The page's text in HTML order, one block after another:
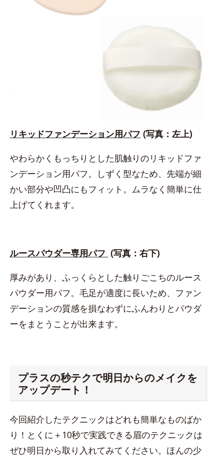
リキッドファンデーション用パフ (写真：左上)
やわらかくもっちりとした肌触りのリキッドファ
ンデーション用パフ。しずく型なため、先端が細
かい部分や凹凸にもフィット。ムラなく簡単に仕
上げてくれます。
ルースパウダー専用パフ (写真：右下)
厚みがあり、ふっくらとした触りごこちのルース
パウダー用パフ。毛足が適度に長いため、ファン
デーションの質感を損なわずにふんわりとパウダ
ーをまとうことが出来ます。
プラスの秒テクで明日からのメイクを
アップデート！
今回紹介したテクニックはどれも簡単なものばか
り！とくに＋10秒で実践できる眉のテクニックは
ぜひ明日から取り入れてみてください。ほんの少